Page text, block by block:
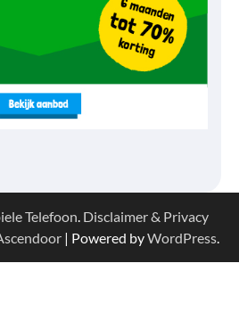
Telefoon. Disclaimer & Privacy
| Powered byWordPress.